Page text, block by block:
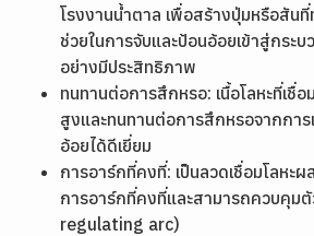
โรงงานน้ำตาล เพื่อสร้างปุ่มหรือสัน
ช่วยในการจับและป้อนอ้อยเข้าสู่กระ
อย่างมีประสิทธิภาพ
ทนทานต่อการสึกหรอ: เนื้อโลหะที่เชื่
สูงและทนทานต่อการสึกหรอจากกา
อ้อยได้ดีเยี่ยม
การอาร์กที่คงที่: เป็นลวดเชื่อมโลหะ
การอาร์กที่คงที่และสามารถควบคุม
regulating arc)